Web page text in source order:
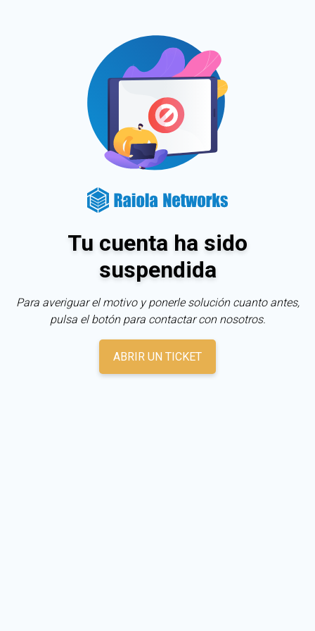
Tu cuenta ha sido
suspendida
Para averiguar el motivo y ponerle solución cuanto antes,
pulsa el botón para contactar con nosotros.
ABRIR UN TICKET